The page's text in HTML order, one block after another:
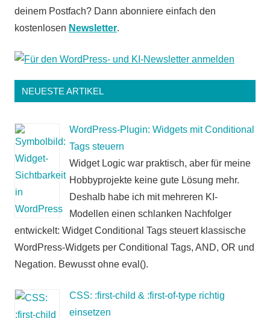
deinem Postfach? Dann abonniere einfach den
kostenlosen Newsletter.
NEUESTE ARTIKEL
WordPress-Plugin: Widgets mit Conditional
Tags steuern
Widget Logic war praktisch, aber für meine
Hobbyprojekte keine gute Lösung mehr.
Deshalb habe ich mit mehreren KI-
Modellen einen schlanken Nachfolger
entwickelt: Widget Conditional Tags steuert klassische
WordPress-Widgets per Conditional Tags, AND, OR und
Negation. Bewusst ohne eval().
CSS: :first-child & :first-of-type richtig
einsetzen